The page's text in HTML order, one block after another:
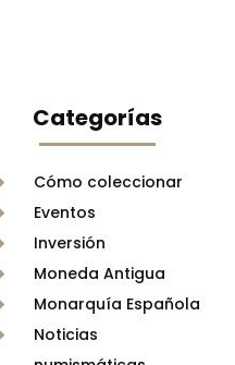
Categorías
Cómo coleccionar
Eventos
Inversión
Moneda Antigua
Monarquía Española
Noticias